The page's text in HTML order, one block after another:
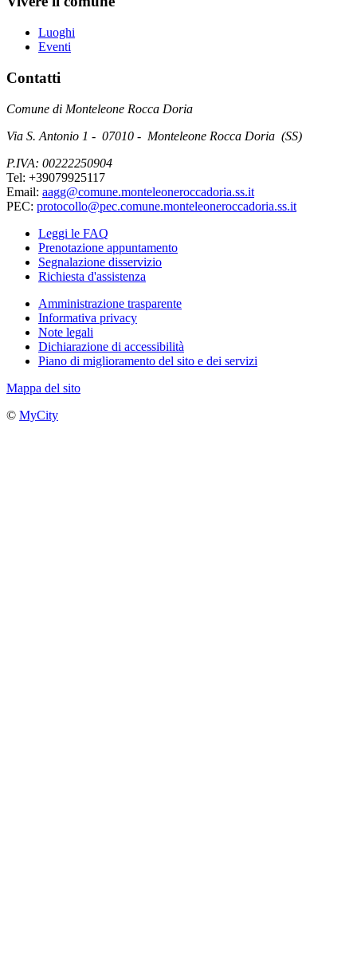
Luoghi
Eventi
Contatti
Comune di Monteleone Rocca Doria
Via S. Antonio 1 - 07010 - Monteleone Rocca Doria (SS)
P.IVA: 00222250904
Tel: +39079925117
Email: aagg@comune.monteleoneroccadoria.ss.it
PEC: protocollo@pec.comune.monteleoneroccadoria.ss.it
Leggi le FAQ
Prenotazione appuntamento
Segnalazione disservizio
Richiesta d'assistenza
Amministrazione trasparente
Informativa privacy
Note legali
Dichiarazione di accessibilità
Piano di miglioramento del sito e dei servizi
Mappa del sito
© MyCity